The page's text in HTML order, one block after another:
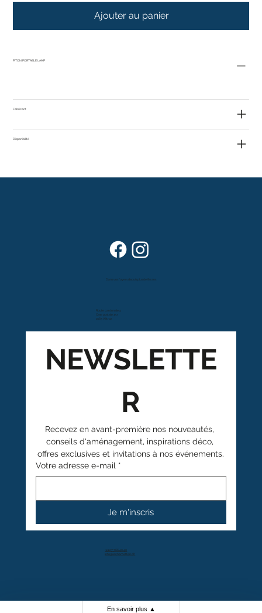
Ajouter au panier
PITON PORTABLE LAMP
Fabricant
Disponibilité
Route cantonale 4
Case postale 157
1963 Vétroz
Dans vos foyers depuis plus de 80 ans
+41 27 766 40 40
info@anthamatten.ch
NEWSLETTE
R
Recevez en avant-première nos nouveautés,
conseils d'aménagement, inspirations déco,
offres exclusives et invitations à nos événements.
Votre adresse e-mail *
Je m'inscris
4.4
+ de 100 avis clients
En savoir plus ▲